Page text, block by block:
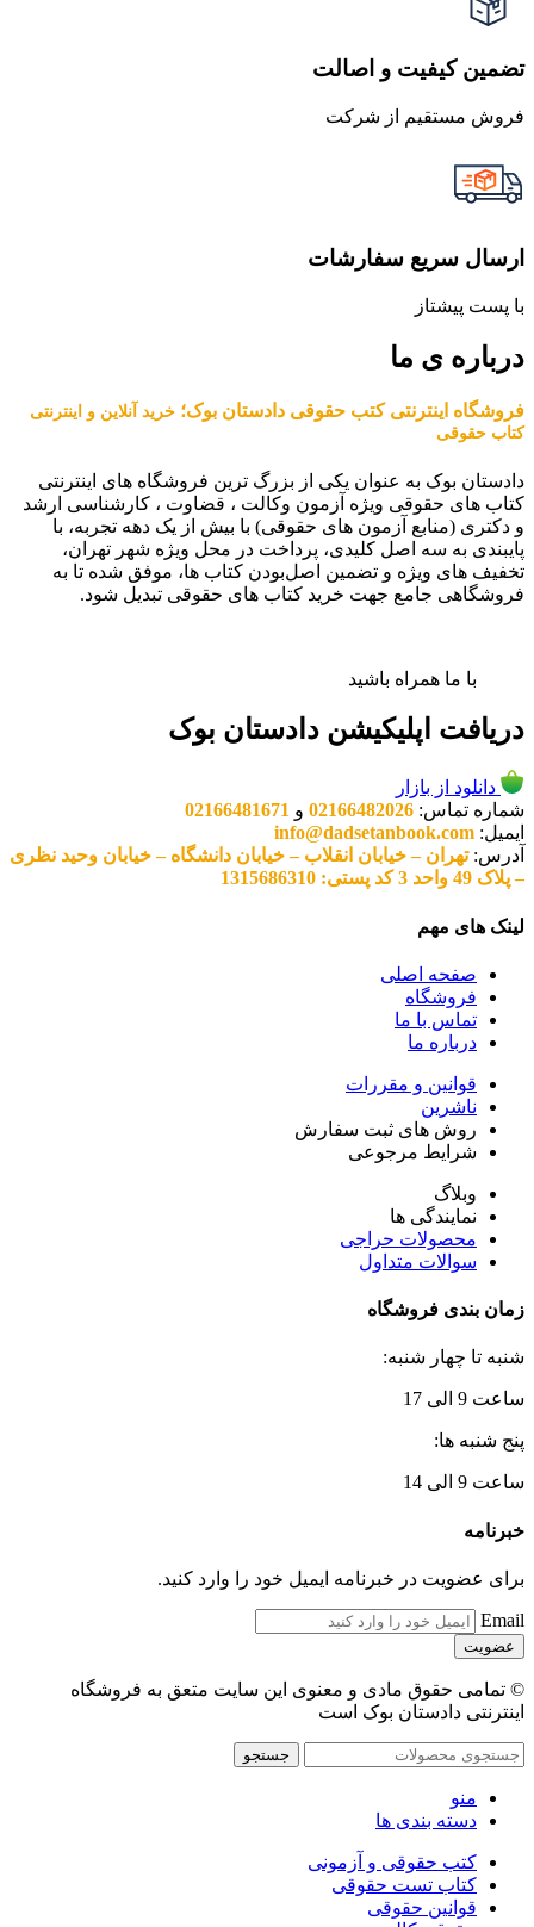
تضمین کیفیت و اصالت
فروش مستقیم از شرکت
ارسال سریع سفارشات
با پست پیشتاز
درباره ی ما
فروشگاه اینترنتی کتب حقوقی دادستان بوک؛ خرید آنلاین و اینترنتی
کتاب حقوقی
دادستان بوک به عنوان یکی از بزرگ ترین فروشگاه های اینترنتی
کتاب های حقوقی ویژه آزمون وکالت ، قضاوت ، کارشناسی ارشد
و دکتری (منابع آزمون های حقوقی) با بیش از یک دهه تجربه، با
پایبندی به سه اصل کلیدی، پرداخت در محل ویژه شهر تهران،
تخفیف های ویژه و تضمین اصل‌بودن کتاب ها، موفق شده تا به
فروشگاهی جامع جهت خرید کتاب های حقوقی تبدیل شود.
با ما همراه باشید
دریافت اپلیکیشن دادستان بوک
دانلود از بازار
شماره تماس: 02166482026 و 02166481671
ایمیل: info@dadsetanbook.com
آدرس:تهران – خیابان انقلاب – خیابان دانشگاه – خیابان وحید نظری
– پلاک 49 واحد 3 کد پستی: 1315686310
لینک های مهم
صفحه اصلی
فروشگاه
تماس با ما
درباره ما
قوانین و مقررات
ناشرین
روش های ثبت سفارش
شرایط مرجوعی
وبلاگ
نمایندگی ها
محصولات حراجی
سوالات متداول
زمان بندی فروشگاه
شنبه تا چهار شنبه:
ساعت 9 الی 17
پنج شنبه ها:
ساعت 9 الی 14
خبرنامه
برای عضویت در خبرنامه ایمیل خود را وارد کنید.
Email
© تمامی حقوق مادی و معنوی این سایت متعق به فروشگاه
اینترنتی دادستان بوک است
جستجو
منو
دسته بندی ها
کتب حقوقی و آزمونی
کتاب تست حقوقی
قوانین حقوقی